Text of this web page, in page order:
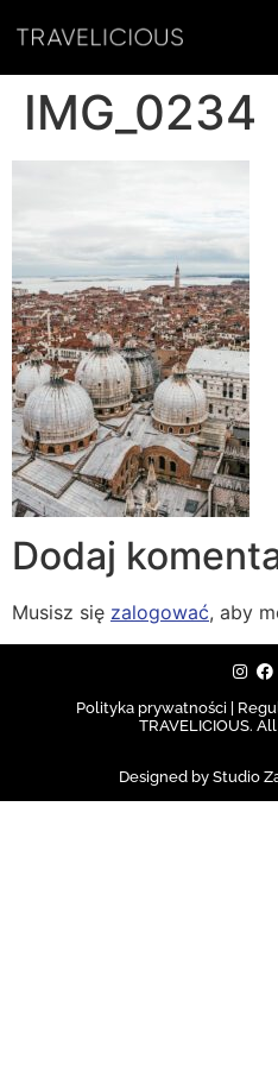
IMG_0234
Dodaj
Musisz się zalogować, aby
Polityka prywatności |
TRAVELICIOUS.
Designed by Studio